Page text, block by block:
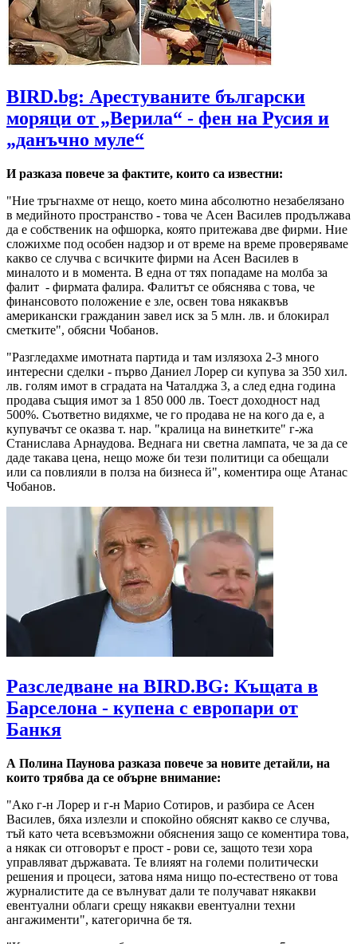
BIRD.bg: Арестуваните български
моряци от „Верила“ - фен на Русия и
„данъчно муле“
И разказа повече за фактите, които са известни:
"Ние тръгнахме от нещо, което мина абсолютно незабелязано
в медийното пространство - това че Асен Василев продължава
да е собственик на офшорка, която притежава две фирми. Ние
сложихме под особен надзор и от време на време проверяваме
какво се случва с всичките фирми на Асен Василев в
миналото и в момента. В една от тях попадаме на молба за
фалит - фирмата фалира. Фалитът се обяснява с това, че
финансовото положение е зле, освен това някаквъв
американски гражданин завел иск за 5 млн. лв. и блокирал
сметките", обясни Чобанов.
"Разгледахме имотната партида и там излязоха 2-3 много
интересни сделки - първо Даниел Лорер си купува за 350 хил.
лв. голям имот в сградата на Чаталджа 3, а след една година
продава същия имот за 1 850 000 лв. Тоест доходност над
500%. Съответно видяхме, че го продава не на кого да е, а
купувачът се оказва т. нар. "кралица на винетките" г-жа
Станислава Арнаудова. Веднага ни светна лампата, че за да се
даде такава цена, нещо може би тези политици са обещали
или са повлияли в полза на бизнеса й", коментира още Атанас
Чобанов.
Разследване на BIRD.BG: Къщата в
Барселона - купена с европари от
Банкя
А Полина Паунова разказа повече за новите детайли, на
които трябва да се обърне внимание:
"Ако г-н Лорер и г-н Марио Сотиров, и разбира се Асен
Василев, бяха излезли и спокойно обяснят какво се случва,
тъй като чета всевъзможни обяснения защо се коментира това,
а някак си отговорът е прост - рови се, защото тези хора
управляват държавата. Те влияят на големи политически
решения и процеси, затова няма нищо по-естествено от това
журналистите да се вълнуват дали те получават някакви
евентуални облаги срещу някакви евентуални техни
ангажименти", категорична бе тя.